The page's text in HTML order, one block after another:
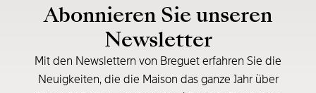
Abonnieren Sie unseren
Newsletter
Mit den Newslettern von Breguet erfahren Sie die
Neuigkeiten, die die Maison das ganze Jahr über